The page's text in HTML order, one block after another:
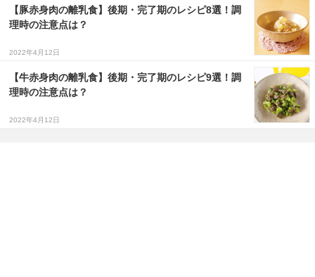
【豚赤身肉の離乳食】後期・完了期のレシピ8選！調
理時の注意点は？
2022年4月12日
【牛赤身肉の離乳食】後期・完了期のレシピ9選！調
理時の注意点は？
2022年4月12日